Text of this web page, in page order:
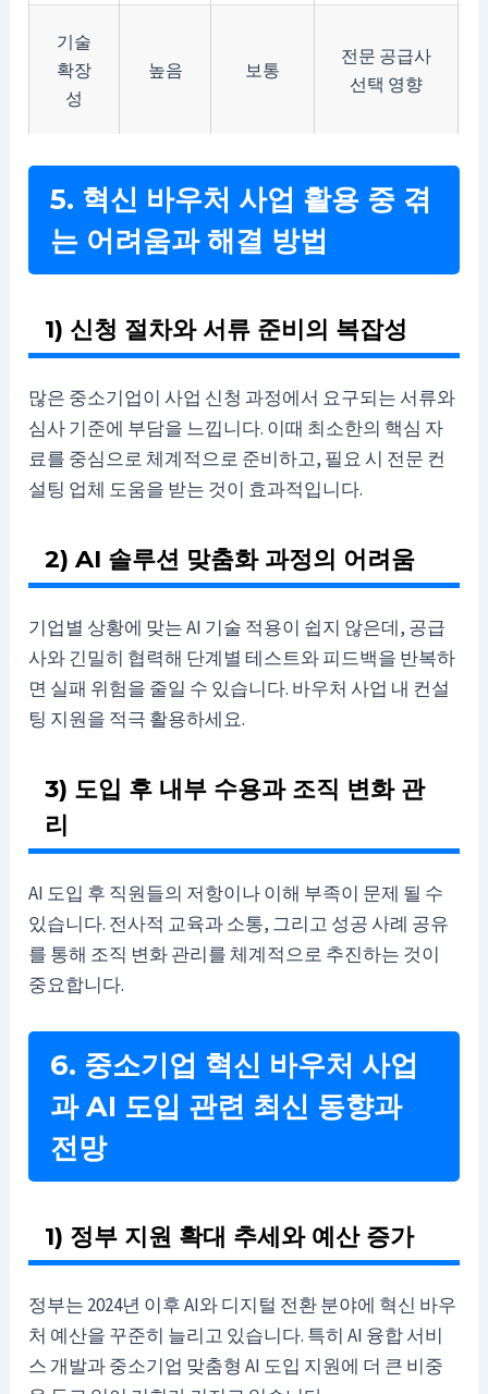
기술
확장
성
높음 보통
전문 공급사
선택 영향
5. 혁신 바우처 사업 활용 중 겪
는 어려움과 해결 방법
1) 신청 절차와 서류 준비의 복잡성
많은 중소기업이 사업 신청 과정에서 요구되는 서류와
심사 기준에 부담을 느낍니다. 이때 최소한의 핵심 자
료를 중심으로 체계적으로 준비하고, 필요 시 전문 컨
설팅 업체 도움을 받는 것이 효과적입니다.
2) AI 솔루션 맞춤화 과정의 어려움
기업별 상황에 맞는 AI 기술 적용이 쉽지 않은데, 공급
사와 긴밀히 협력해 단계별 테스트와 피드백을 반복하
면 실패 위험을 줄일 수 있습니다. 바우처 사업 내 컨설
팅 지원을 적극 활용하세요.
3) 도입 후 내부 수용과 조직 변화 관
리
AI 도입 후 직원들의 저항이나 이해 부족이 문제 될 수
있습니다. 전사적 교육과 소통, 그리고 성공 사례 공유
를 통해 조직 변화 관리를 체계적으로 추진하는 것이
중요합니다.
6. 중소기업 혁신 바우처 사업
과 AI 도입 관련 최신 동향과
전망
1) 정부 지원 확대 추세와 예산 증가
정부는 2024년 이후 AI와 디지털 전환 분야에 혁신 바우
처 예산을 꾸준히 늘리고 있습니다. 특히 AI 융합 서비
스 개발과 중소기업 맞춤형 AI 도입 지원에 더 큰 비중